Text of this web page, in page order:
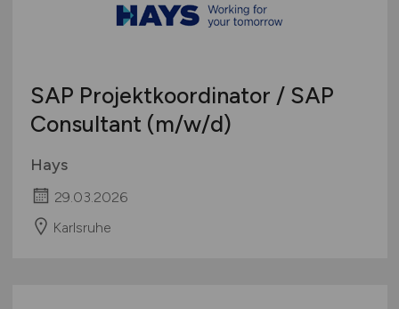
SAP Projektkoordinator / SAP
Consultant (m/w/d)
Hays
29.03.2026
Karlsruhe